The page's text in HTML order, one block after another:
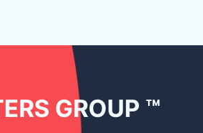
GROUP ™